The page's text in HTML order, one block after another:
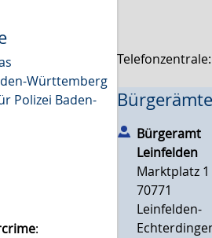
Württemberg
Polizei Baden-
:
Bürgeramt
Leinfelden
Marktplatz 1
70771
Leinfelden-